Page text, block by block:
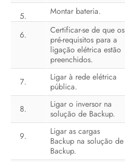
Montar bateria.
Certificar-se de que os
pré-requisitos para a
ligação elétrica estão
preenchidos.
Ligar à rede elétrica
pública.
Ligar o inversor na
solução de Backup.
Ligar as cargas
Backup na solução de
Backup.